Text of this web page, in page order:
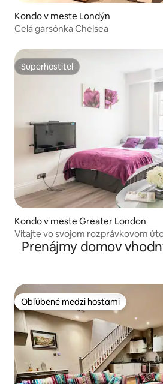
Kondo v meste Londýn
Celá garsónka Chelsea
Superhostiteľ
Superhostiteľ
Kondo v meste Greater London
Vitajte vo svojom rozprávkovom
Londýna!
Prenájmy domov
Obľúbené medzi hosťami
Obľúbené medzi hosťami